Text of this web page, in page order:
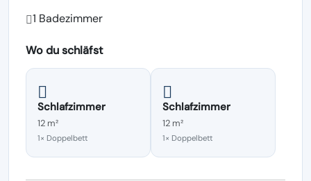
1 Badezimmer
Wo du schläfst
Schlafzimmer
12 m²
1× Doppelbett
Schlafzimmer
12 m²
1× Doppelbett